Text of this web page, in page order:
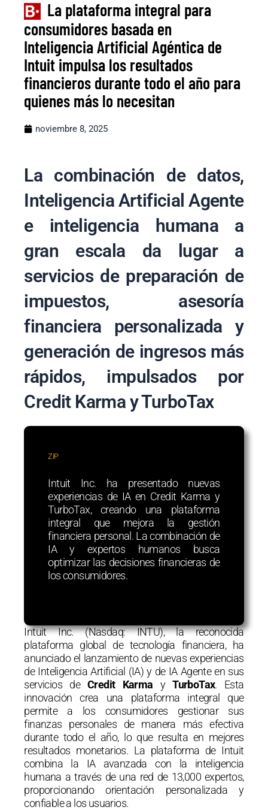
La plataforma integral para
consumidores basada en
Inteligencia Artificial Agéntica de
Intuit impulsa los resultados
financieros durante todo el año para
quienes más lo necesitan
noviembre 8, 2025
La combinación de datos,
Inteligencia Artificial Agente
e inteligencia humana a
gran escala da lugar a
servicios de preparación de
impuestos, asesoría
financiera personalizada y
generación de ingresos más
rápidos, impulsados por
Credit Karma y TurboTax
ZIP
Intuit Inc. ha presentado nuevas
experiencias de IA en Credit Karma y
TurboTax, creando una plataforma
integral que mejora la gestión
financiera personal. La combinación de
IA y expertos humanos busca
optimizar las decisiones financieras de
los consumidores.
Intuit Inc. (Nasdaq: INTU), la reconocida
plataforma global de tecnología financiera, ha
anunciado el lanzamiento de nuevas experiencias
de Inteligencia Artificial (IA) y de IA Agente en sus
servicios deCredit Karma yTurboTax. Esta
innovación crea una plataforma integral que
permite a los consumidores gestionar sus
finanzas personales de manera más efectiva
durante todo el año, lo que resulta en mejores
resultados monetarios. La plataforma de Intuit
combina la IA avanzada con la inteligencia
humana a través de una red de 13,000 expertos,
proporcionando orientación personalizada y
confiable a los usuarios.